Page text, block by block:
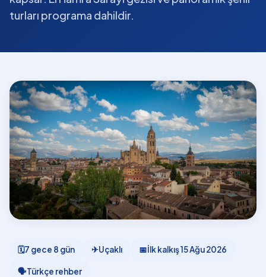
turları programa dahildir.
🗓7 gece 8 gün ✈Uçaklı 📅İlk kalkış15 Ağu 2026
🗣Türkçe rehber